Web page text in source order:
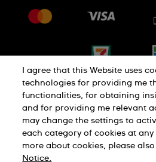
銷售條款
工作機會
隱私權政策
使用者條款
I agree that this Website uses
technologies for providing me
functionalities, for obtaining
and for providing me relevant
may change the settings to
each category of cookies at
more about cookies, please also
Notice.